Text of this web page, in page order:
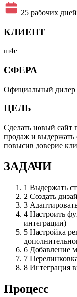
25 рабочих дней
КЛИЕНТ
m4e
СФЕРА
Официальный дилер
ЦЕЛЬ
Сделать новый сайт
продаж и выдержать
повысив доверие
ЗАДАЧИ
1 Выдержать
2 Создать
3
4 Настроить
интеграции)
5 Настройка
6 Добавление
7
8 Интеграция
Процесс